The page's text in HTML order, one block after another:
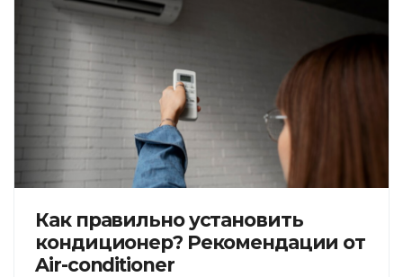
Как правильно установить
кондиционер? Рекомендации от
Air-conditioner